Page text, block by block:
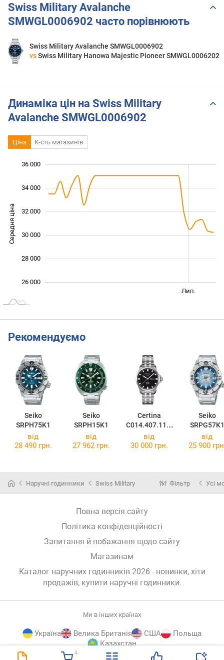
4
Swiss Military Avalanche
SMWGL0006902 часто порівнюють
Swiss Military Avalanche SMWGL0006902
vs Swiss Military Hanowa Majestic Pioneer SMWGL0006202
Динаміка цін на Swiss Military
Avalanche SMWGL0006902
Ціна К-сть магазинів
Середня ціна
26 000
28 000
30 000
32 000
34 000
36 000
Лип.
Рекомендуємо
Seiko
SRPH75K1
Seiko
SRPH15K1
Certina
C014.407.11.0
51.00
Seiko
SRPG57K1
від
28 490 грн.
від
27 962 грн.
від
30 000 грн.
від
25 900
Наручні годинники Swiss Military Фільтр Усі
Повна версія сайту
Політика конфіденційності
Запитання й побажання щодо сайту
Магазинам
Каталог наручних годинників 2026 - новинки, хіти
продажів, купити наручні годинники.
Ми в інших країнах
Україна Велика Британія США
Польща
Казахстан